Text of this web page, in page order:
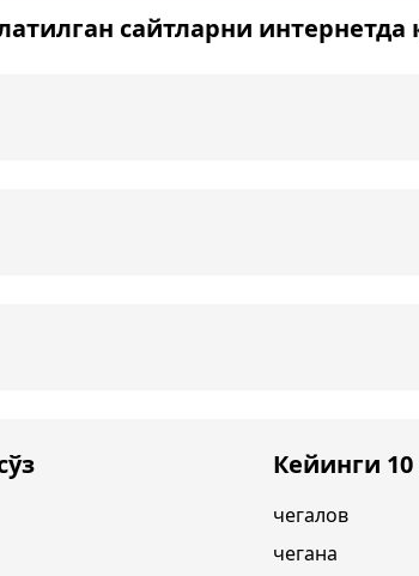
сайтларни интернетда
Кейинги 10
чегалов
чегана